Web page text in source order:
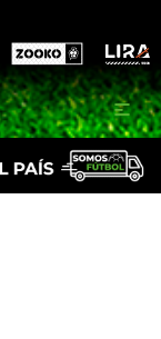
Zooko Lira
